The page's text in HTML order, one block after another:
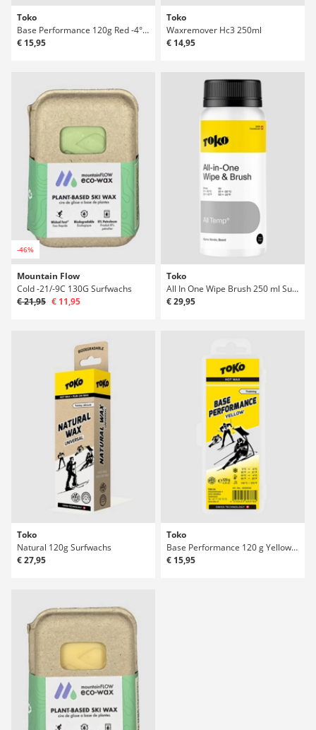
Toko
Base Performance 120g Red -4°C / -12° Surfwachs
€ 15,95
Toko
Waxremover Hc3 250ml
€ 14,95
-46%
Mountain Flow
Cold -21/-9C 130G Surfwachs
€ 21,95 € 11,95
Toko
All In One Wipe Brush 250 ml Surfwachs
€ 29,95
Toko
Natural 120g Surfwachs
€ 27,95
Toko
Base Performance 120 g Yellow Surfwachs
€ 15,95